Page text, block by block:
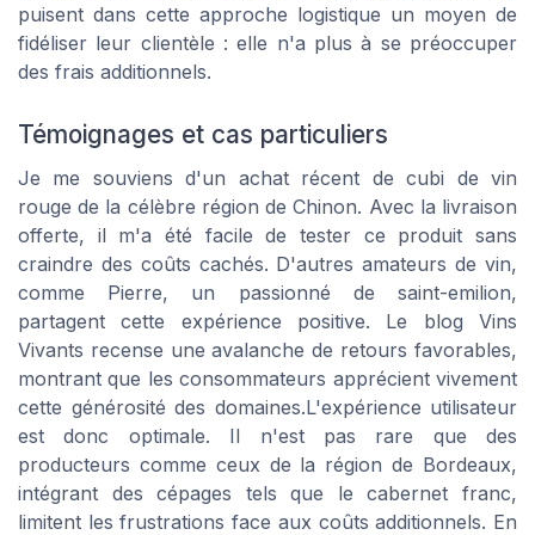
puisent dans cette approche logistique un moyen de
fidéliser leur clientèle : elle n'a plus à se préoccuper
des frais additionnels.
Témoignages et cas particuliers
Je me souviens d'un achat récent de cubi de vin
rouge de la célèbre région de Chinon. Avec la livraison
offerte, il m'a été facile de tester ce produit sans
craindre des coûts cachés. D'autres amateurs de vin,
comme Pierre, un passionné de saint-emilion,
partagent cette expérience positive. Le blog Vins
Vivants recense une avalanche de retours favorables,
montrant que les consommateurs apprécient vivement
cette générosité des domaines.L'expérience utilisateur
est donc optimale. Il n'est pas rare que des
producteurs comme ceux de la région de Bordeaux,
intégrant des cépages tels que le cabernet franc,
limitent les frustrations face aux coûts additionnels. En